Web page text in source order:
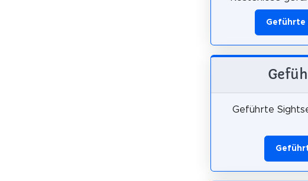
Geführte
Geführte